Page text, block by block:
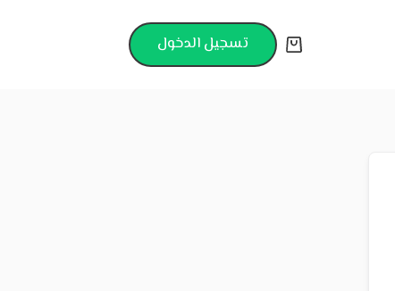
تسجيل الدخول